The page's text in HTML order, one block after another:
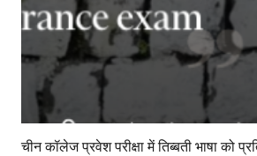
चीन कॉलेज प्रवेश परीक्षा में तिब्बती भाषा को